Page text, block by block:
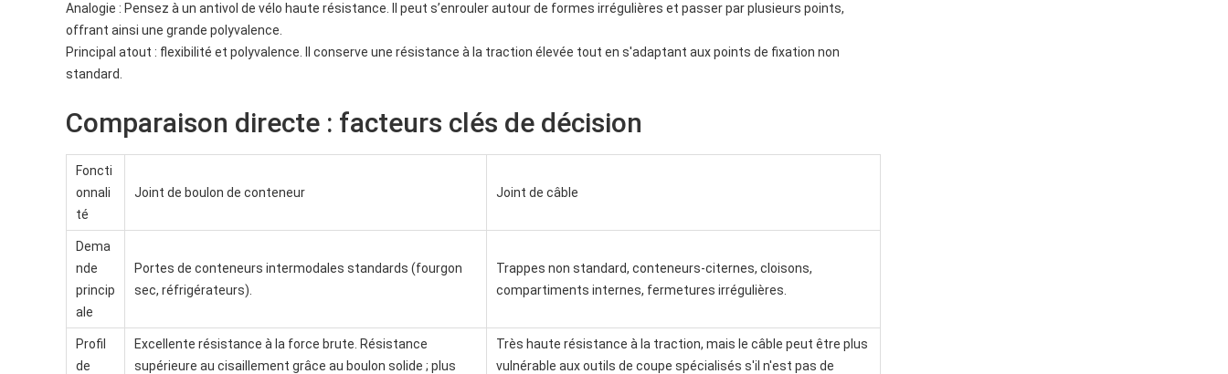
Analogie : Pensez à un antivol de vélo haute résistance. Il peut s’enrouler autour de formes irrégulières et passer par plusieurs points,
offrant ainsi une grande polyvalence.
Principal atout : flexibilité et polyvalence. Il conserve une résistance à la traction élevée tout en s'adaptant aux points de fixation non
standard.
Comparaison directe : facteurs clés de décision
Foncti
onnali
té
Joint de boulon de conteneur Joint de câble
Dema
nde
princip
ale
Portes de conteneurs intermodales standards (fourgon
sec, réfrigérateurs).
Trappes non standard, conteneurs-citernes, cloisons,
compartiments internes, fermetures irrégulières.
Profil
de
Excellente résistance à la force brute. Résistance
supérieure au cisaillement grâce au boulon solide ; plus
Très haute résistance à la traction, mais le câble peut être plus
vulnérable aux outils de coupe spécialisés s'il n'est pas de